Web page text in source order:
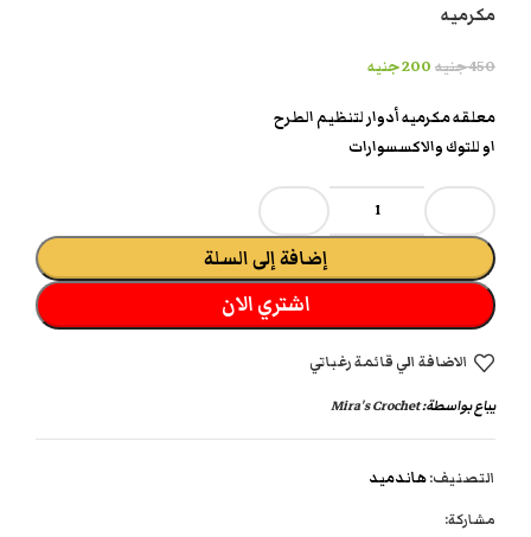
مكرميه
450جنيه 200جنيه
معلقه مكرميه أدوار لتنظيم الطرح
او للتوك والاكسسوارات
إضافة إلى السلة
اشتري الان
الاضافة الي قائمة رغباتي
يباع بواسطة:Mira's Crochet
التصنيف:هاندميد
مشاركة: